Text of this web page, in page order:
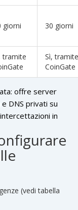
giorni 30 giorni
tramite
Sì, tramite
CoinGate
offre server
DNS privati su
in
con la sua
è ideale
con
(vedi tabella